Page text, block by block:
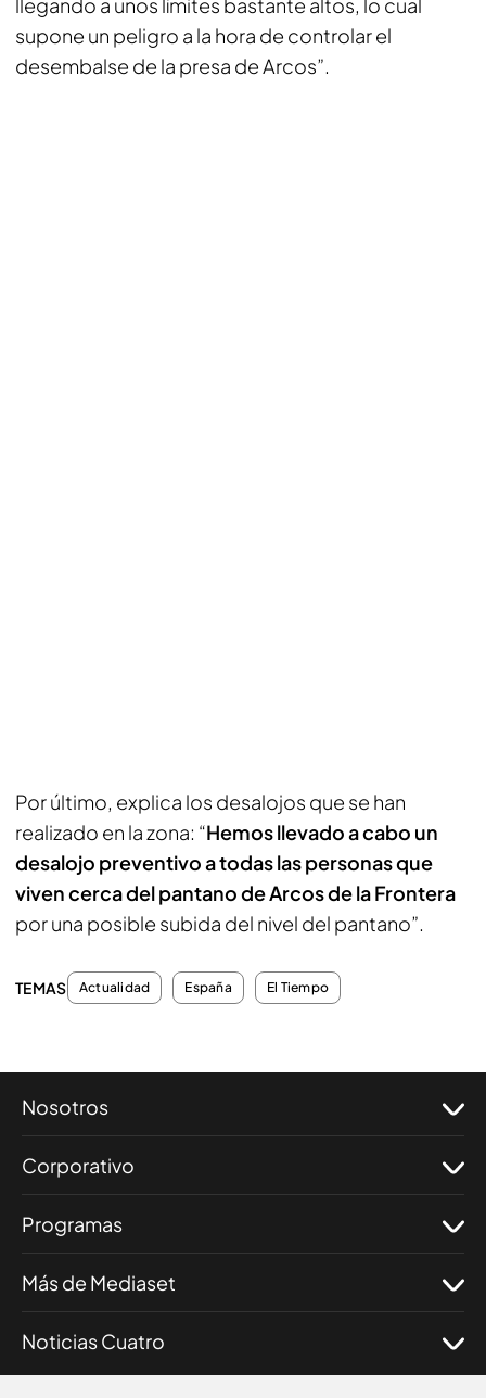
supone un peligro a la hora de controlar el
desembalse de la presa de Arcos”.
Por último, explica los desalojos que se han
realizado en la zona: “Hemos llevado a cabo un
desalojo preventivo a todas las personas que
viven cerca del pantano de Arcos de la Frontera
por una posible subida del nivel del pantano”.
TEMAS Actualidad España El Tiempo
Nosotros
Corporativo
Programas
Más de Mediaset
Noticias Cuatro